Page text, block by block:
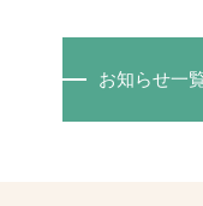
お知らせ一